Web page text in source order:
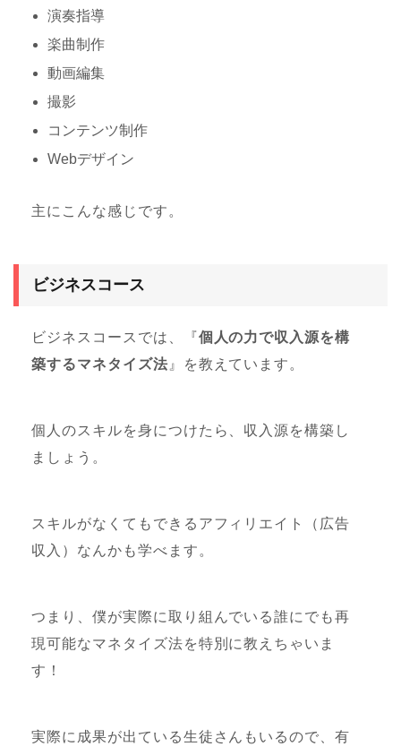
演奏指導
楽曲制作
動画編集
撮影
コンテンツ制作
Webデザイン
主にこんな感じです。
ビジネスコース
ビジネスコースでは、『個人の力で収入源を構
築するマネタイズ法 』を教えています。
個人のスキルを身につけたら、収入源を構築し
ましょう。
スキルがなくてもできるアフィリエイト（広告
収入）なんかも学べます。
つまり、僕が実際に取り組んでいる誰にでも再
現可能なマネタイズ法を特別に教えちゃいま
す！
実際に成果が出ている生徒さんもいるので、有